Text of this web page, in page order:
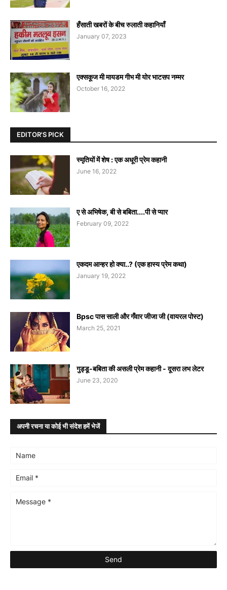
हँसाती खबरों के बीच रुलाती कहानियाँ
January 07, 2023
एक्सकूज मी मायडम गीभ मी योर भाटसप नम्मर
October 16, 2022
EDITOR'S PICK
स्मृतियों में शेष : एक अधूरी प्रेम कहानी
June 16, 2022
ए से अभिषेक, बी से बबिता....पी से प्यार
February 09, 2022
एकदम आन्हर हो क्या..? (एक हास्य प्रेम कथा)
January 19, 2022
Bpsc पास साली और गँवार जीजा जी (वायरल पोस्ट)
March 25, 2021
गुड्डू-बबिता की असली प्रेम कहानी - दूसरा लभ लेटर
June 23, 2020
अपनी रचना या कोई भी संदेश हमें भेजें